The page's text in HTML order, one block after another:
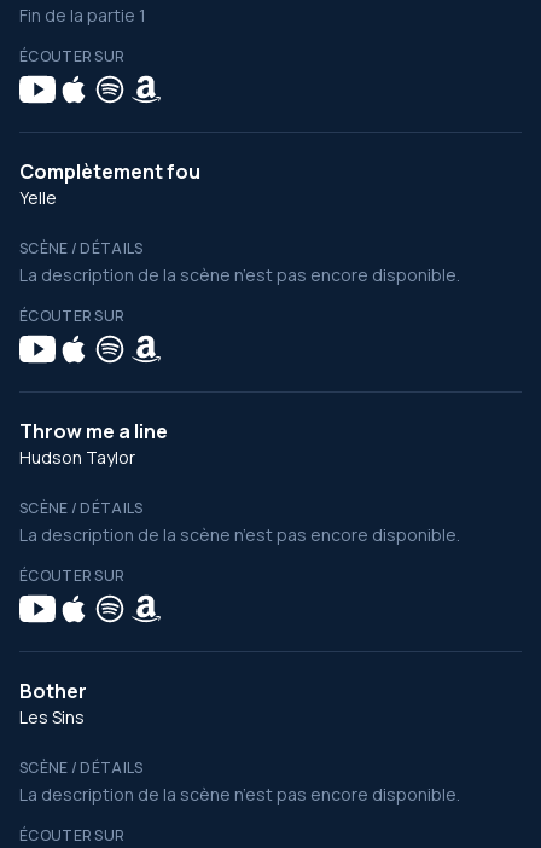
Fin de la partie 1
ÉCOUTER SUR
Complètement fou
Yelle
SCÈNE / DÉTAILS
La description de la scène n’est pas encore disponible.
ÉCOUTER SUR
Throw me a line
Hudson Taylor
SCÈNE / DÉTAILS
La description de la scène n’est pas encore disponible.
ÉCOUTER SUR
Bother
Les Sins
SCÈNE / DÉTAILS
La description de la scène n’est pas encore disponible.
ÉCOUTER SUR